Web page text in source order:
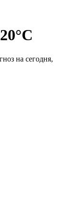
на сегодня,